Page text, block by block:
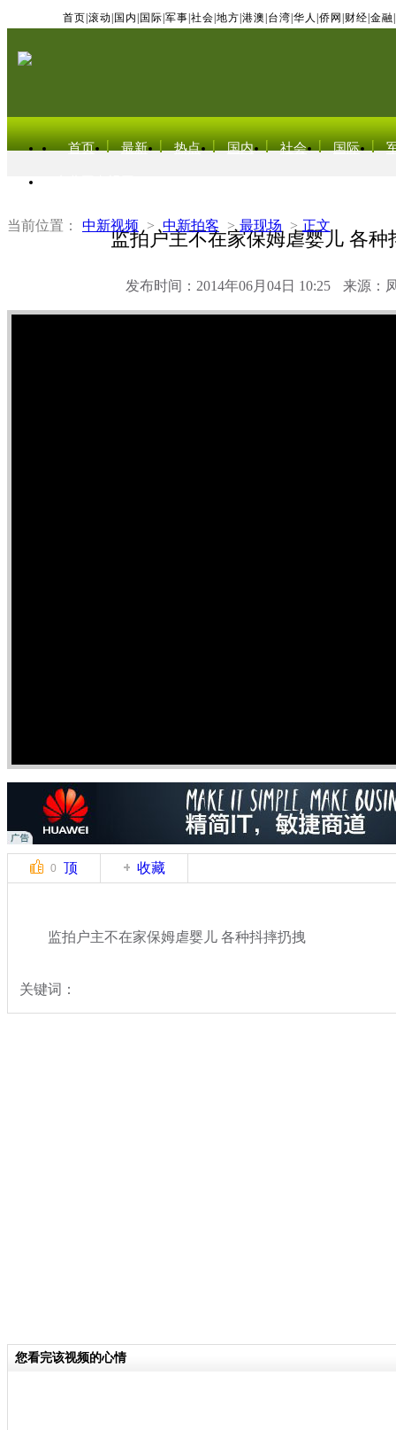
首页 滚动 国内 国际 军事 社会 地方 港澳 台湾 华人 侨网 财经 金融
首页 最新 热点 国内 社会 国际
当前位置： 中新视频 > 中新拍客 > 最现场 > 正文
监拍户主不在家保姆虐婴儿 各种
发布时间：2014年06月04日 10:25 来源：
0 顶 收藏
监拍户主不在家保姆虐婴儿 各种抖摔扔拽
关键词：
您看完该视频的心情